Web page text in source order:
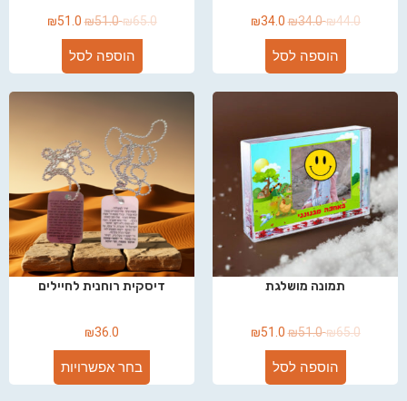
₪44.0
₪34.0
₪34.0
הוספה לסל
₪65.0
₪51.0
₪51.0
הוספה לסל
תמונה מושלגת
₪65.0
₪51.0
₪51.0
הוספה לסל
דיסקית רוחנית לחיילים
₪36.0
בחר אפשרויות